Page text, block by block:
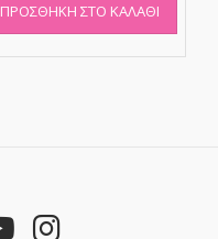
ΠΡΟΣΘΉΚΗ ΣΤΟ ΚΑΛΆΘΙ